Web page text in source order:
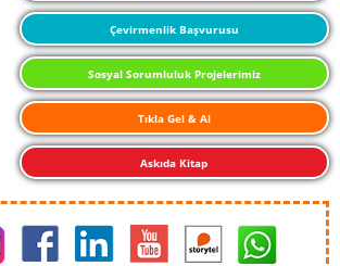
Çevirmenlik Başvurusu
Sosyal Sorumluluk Projelerimiz
Tıkla Gel & Al
Askıda Kitap